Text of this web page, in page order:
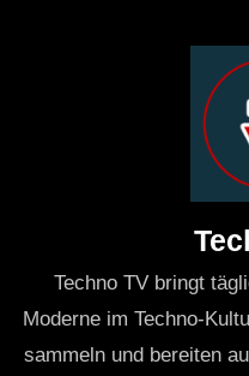
Techno TV bringt
Moderne im Techno-
sammeln und bereiten